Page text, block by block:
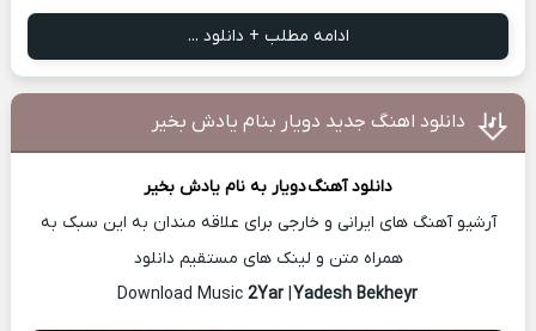
ادامه مطلب + دانلود ...
دانلود اهنگ جدید دویار بنام یادش بخیر
دانلود آهنگدویار به نام یادش بخیر
آرشیو آهنگ های ایرانی و خارجی برای علاقه مندان به این سبک به
همراه متن و لینک های مستقیم دانلود
2Yar |Yadesh Bekheyr